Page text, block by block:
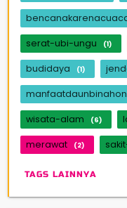
serat-ubi-ungu (1)
budidaya (1)
wisata-alam (6)
merawat (2)
TAGS LAINNYA